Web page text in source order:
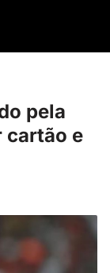
pela
cartão e